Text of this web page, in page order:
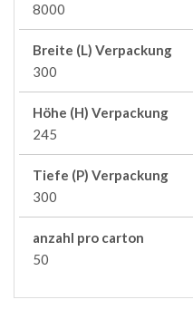
8000
Breite (L) Verpackung
300
Höhe (H) Verpackung
245
Tiefe (P) Verpackung
300
anzahl pro carton
50